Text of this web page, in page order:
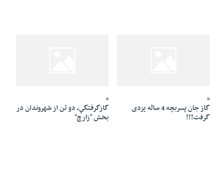
گاز جان پسربچه 4 ساله یزدی
گرفت!!!
گازگرفتگي، دو تن از شهروندان در
بخش "زارچ"